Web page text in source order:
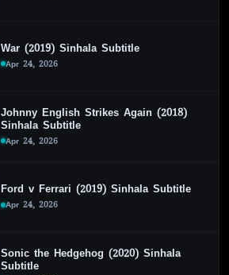
War (2019) Sinhala Subtitle
Apr 24, 2026
Johnny English Strikes Again (2018)
Sinhala Subtitle
Apr 24, 2026
Ford v Ferrari (2019) Sinhala Subtitle
Apr 24, 2026
Sonic the Hedgehog (2020) Sinhala
Subtitle